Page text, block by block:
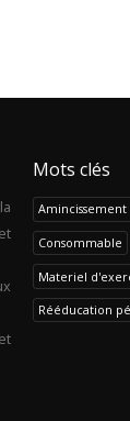
Mots clés
Amincissement
Consommable
Materiel
Rééducation